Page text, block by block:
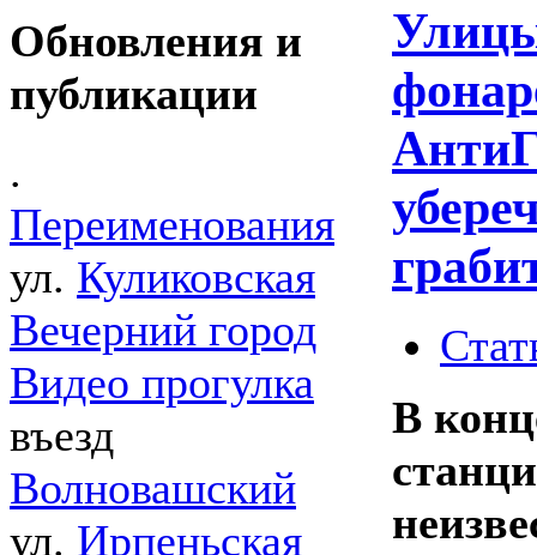
Обновления и
публикации
.
Переименования
ул. Куликовская
Вечерний город
Видео прогулка
въезд
Волновашский
ул. Ирпеньская
В